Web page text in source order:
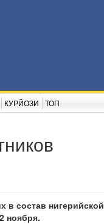
КУРЙОЗИ ТОП
в состав нигерийской
ноября.